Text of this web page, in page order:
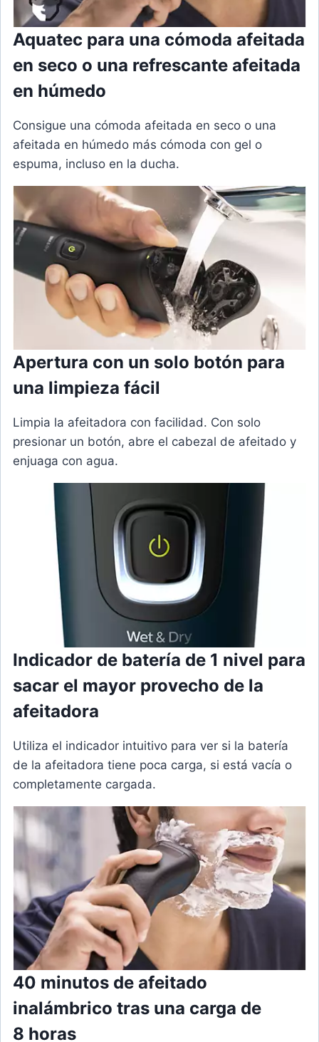
Aquatec para una cómoda afeitada
en seco o una refrescante afeitada
en húmedo
Consigue una cómoda afeitada en seco o una
afeitada en húmedo más cómoda con gel o
espuma, incluso en la ducha.
Apertura con un solo botón para
una limpieza fácil
Limpia la afeitadora con facilidad. Con solo
presionar un botón, abre el cabezal de afeitado y
enjuaga con agua.
Indicador de batería de 1 nivel para
sacar el mayor provecho de la
afeitadora
Utiliza el indicador intuitivo para ver si la batería
de la afeitadora tiene poca carga, si está vacía o
completamente cargada.
40 minutos de afeitado
inalámbrico tras una carga de
8 horas